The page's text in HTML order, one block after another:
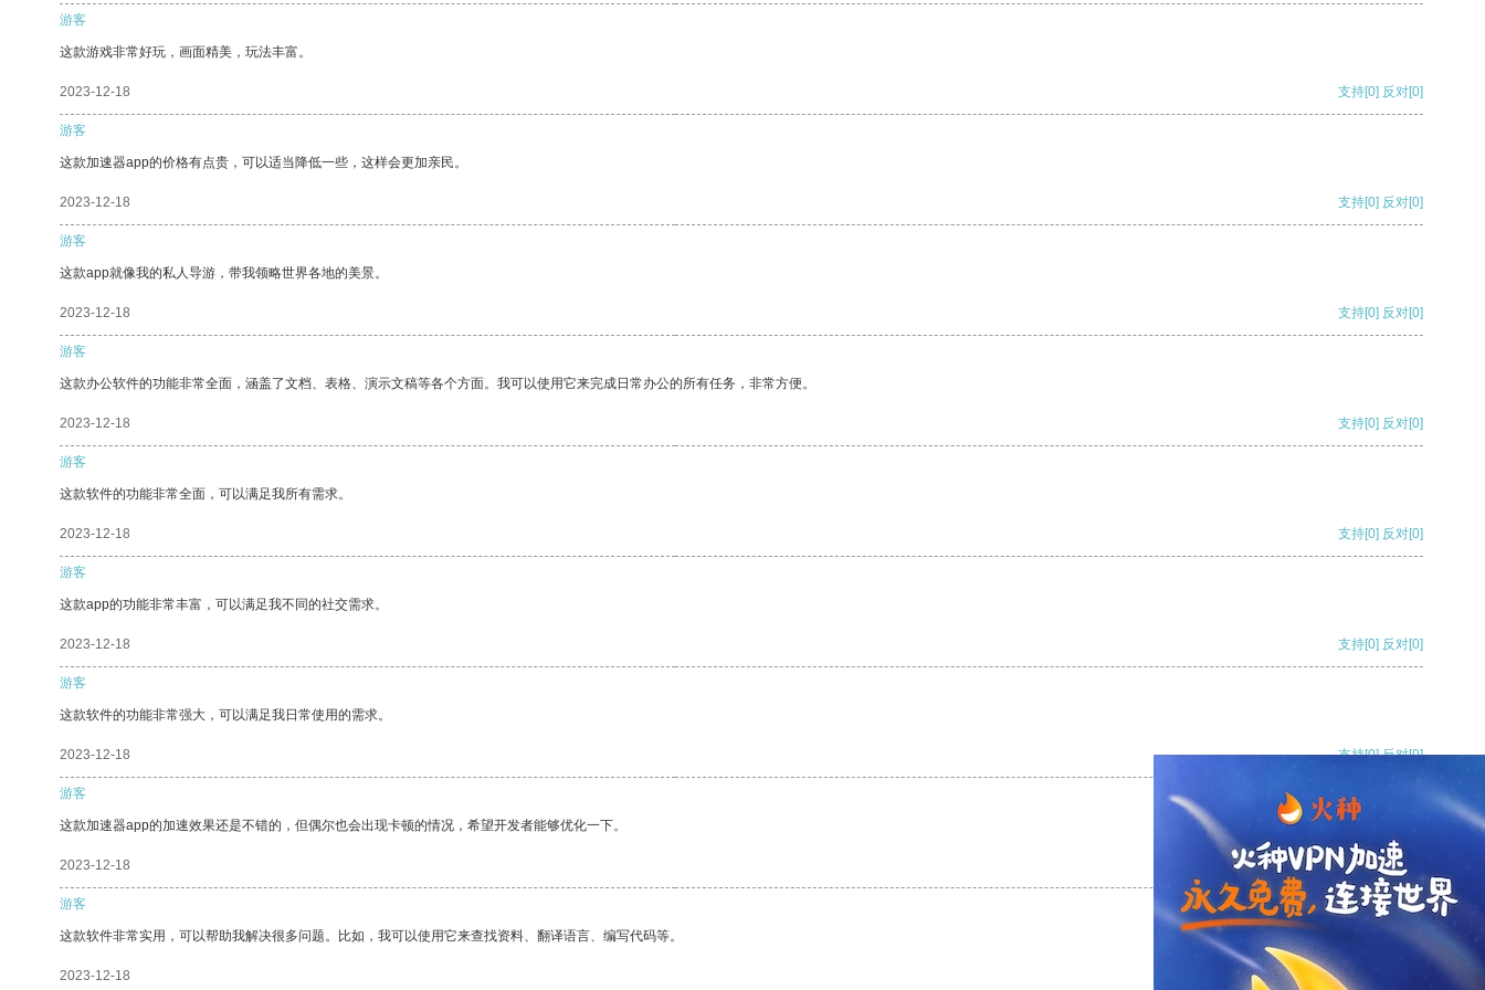
游客
这款游戏非常好玩，画面精美，玩法丰富。
2023-12-18 支持[0] 反对[0]
游客
这款加速器app的价格有点贵，可以适当降低一些，这样会更加亲民。
2023-12-18 支持[0] 反对[0]
游客
这款app就像我的私人导游，带我领略世界各地的美景。
2023-12-18 支持[0] 反对[0]
游客
这款办公软件的功能非常全面，涵盖了文档、表格、演示文稿等各个方面。我可以使用它来完成日常办公的所有任务，非常方便。
2023-12-18 支持[0] 反对[0]
游客
这款软件的功能非常全面，可以满足我所有需求。
2023-12-18 支持[0] 反对[0]
游客
这款app的功能非常丰富，可以满足我不同的社交需求。
2023-12-18 支持[0] 反对[0]
游客
这款软件的功能非常强大，可以满足我日常使用的需求。
2023-12-18 支持[0] 反对[0]
游客
这款加速器app的加速效果还是不错的，但偶尔也会出现卡顿的情况，希望开发者能够优化一下。
2023-12-18 支持[0] 反对
游客
这款软件非常实用，可以帮助我解决很多问题。比如，我可以使用它来查找资料、翻译语言、编写代码等。
2023-12-18 支持